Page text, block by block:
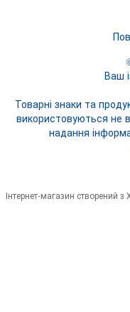
Ваш
Товарні знаки та
використовуються не
надання
Інтернет-магазин створений